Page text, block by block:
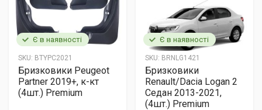
Є в наявності
SKU: BTYPC2021
Бризковики Peugeot
Partner 2019+, к-кт
(4шт.) Premium
Є в наявності
SKU: BRNLG1421
Бризковики
Renault/Dacia Logan 2
Седан 2013-2021,
(4шт.) Premium